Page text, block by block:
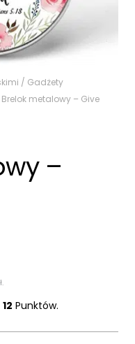
/ Gadżety
metalowy – Give
–
.
12 Punktów.